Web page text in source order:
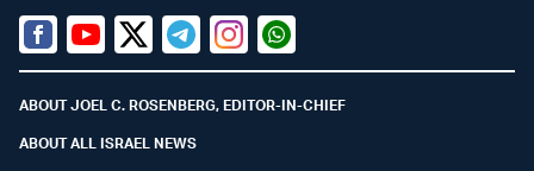
Facebook
YoutubeTwitter (X)
TelegramInstagramWhatsapp
ABOUT JOEL C. ROSENBERG, EDITOR-IN-CHIEF
ABOUT ALL ISRAEL NEWS